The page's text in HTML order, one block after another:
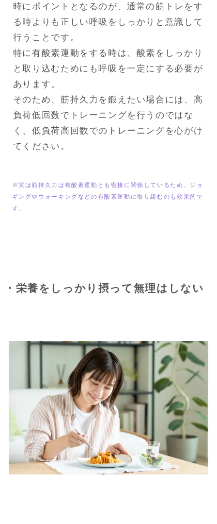
時にポイントとなるのが、通常の筋トレをす
る時よりも正しい呼吸をしっかりと意識して
行うことです。
特に有酸素運動をする時は、酸素をしっかり
と取り込むためにも呼吸を一定にする必要が
あります。
そのため、筋持久力を鍛えたい場合には、高
負荷低回数でトレーニングを行うのではな
く、低負荷高回数でのトレーニングを心がけ
てください。
※実は筋持久力は有酸素運動とも密接に関係しているため、ジョ
ギングやウォーキングなどの有酸素運動に取り組むのも効果的で
す。
・栄養をしっかり摂って無理はしない